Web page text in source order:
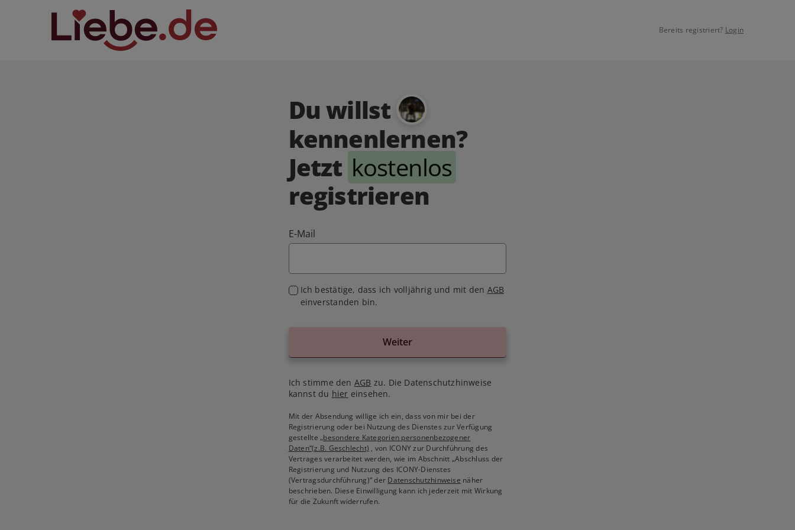
Bereits registriert? Login
Du willst
kennenlernen?
Jetzt kostenlos
registrieren
E-Mail
Ich bestätige, dass ich volljährig und mit den AGB
einverstanden bin.
Weiter
Ich stimme den AGB zu. Die Datenschutzhinweise
kannst du hier einsehen.
Mit der Absendung willige ich ein, dass von mir bei der
Registrierung oder bei Nutzung des Dienstes zur Verfügung
gestellte„besondere Kategorien personenbezogener
Daten“(z.B. Geschlecht) , von ICONY zur Durchführung des
Vertrages verarbeitet werden, wie im Abschnitt „Abschluss der
Registrierung und Nutzung des ICONY-Dienstes
(Vertragsdurchführung)“ der Datenschutzhinweise näher
beschrieben. Diese Einwilligung kann ich jederzeit mit Wirkung
für die Zukunft widerrufen.